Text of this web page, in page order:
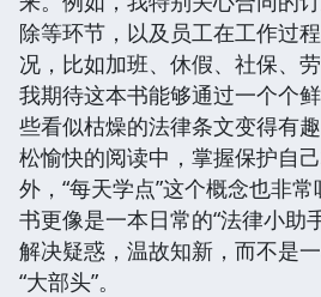
除等环节，以及员工在工作过
况，比如加班、休假、社保、
我期待这本书能够通过一个个
些看似枯燥的法律条文变得有
松愉快的阅读中，掌握保护自
外，“每天学点”这个概念也非
书更像是一本日常的“法律小助
解决疑惑，温故知新，而不是
“大部头”。